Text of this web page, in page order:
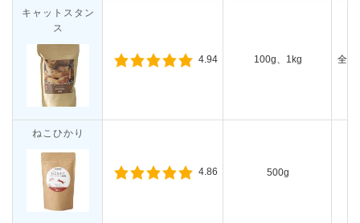
キャットスタン
ス
4.94 100g、1kg 全年
ねこひかり
4.86 500g